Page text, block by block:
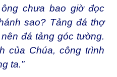
chưa bao giờ đọc
sao? Tảng đá thợ
đá tảng góc tường.
của Chúa, công trình
ta.”